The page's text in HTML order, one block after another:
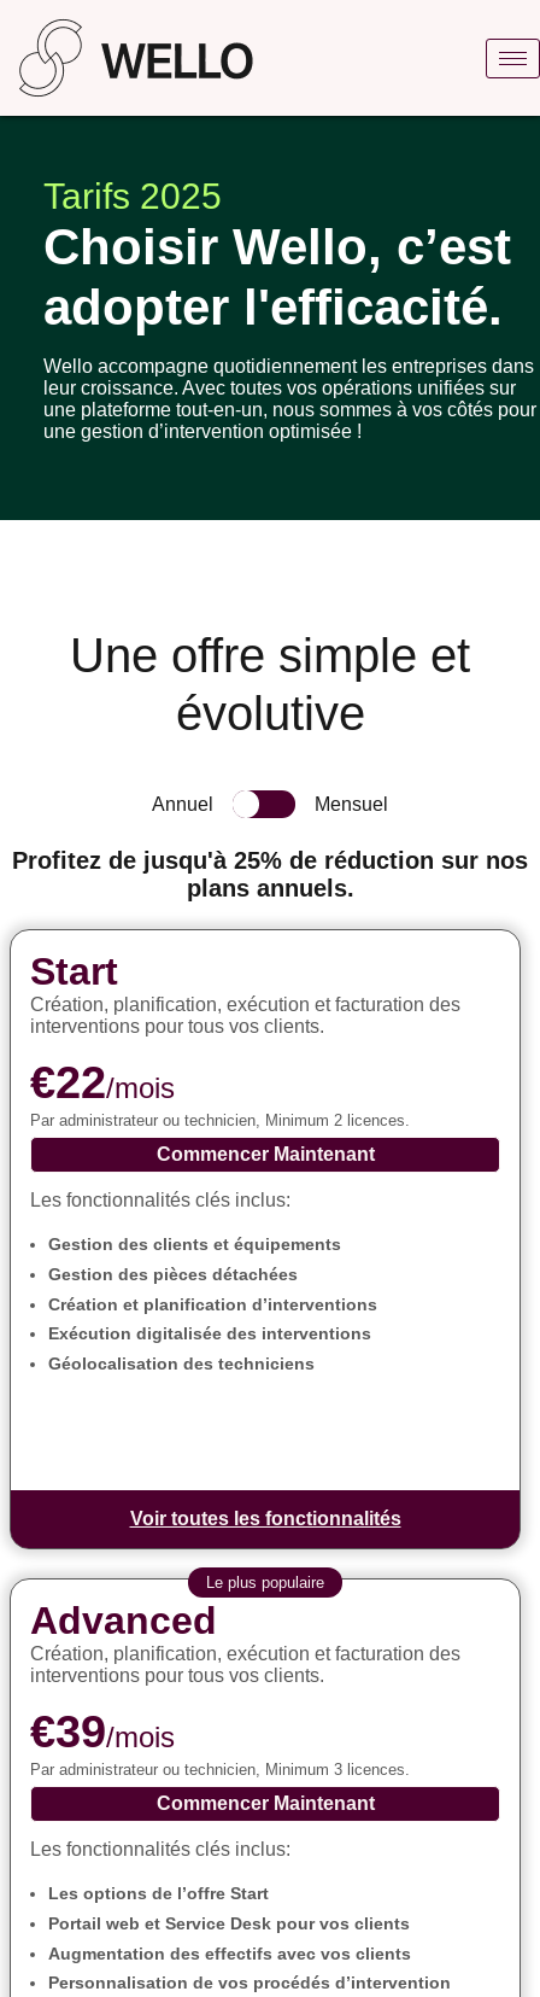
Tarifs 2025
Choisir Wello, c’est
adopter l'efficacité.
Wello accompagne quotidiennement les entreprises dans
leur croissance. Avec toutes vos opérations unifiées sur
une plateforme tout-en-un, nous sommes à vos côtés pour
une gestion d’intervention optimisée !
Une offre simple et
évolutive
Annuel Mensuel
Profitez de jusqu'à 25% de réduction sur nos
plans annuels.
Start
Création, planification, exécution et facturation des
interventions pour tous vos clients.
€22/mois
Par administrateur ou technicien, Minimum 2 licences.
Commencer Maintenant
Les fonctionnalités clés inclus:
Gestion des clients et équipements
Gestion des pièces détachées
Création et planification d’interventions
Exécution digitalisée des interventions
Géolocalisation des techniciens
Voir toutes les fonctionnalités
Le plus populaire
Advanced
Création, planification, exécution et facturation des
interventions pour tous vos clients.
€39/mois
Par administrateur ou technicien, Minimum 3 licences.
Commencer Maintenant
Les fonctionnalités clés inclus:
Les options de l’offre Start
Portail web et Service Desk pour vos clients
Augmentation des effectifs avec vos clients
Personnalisation de vos procédés d’intervention